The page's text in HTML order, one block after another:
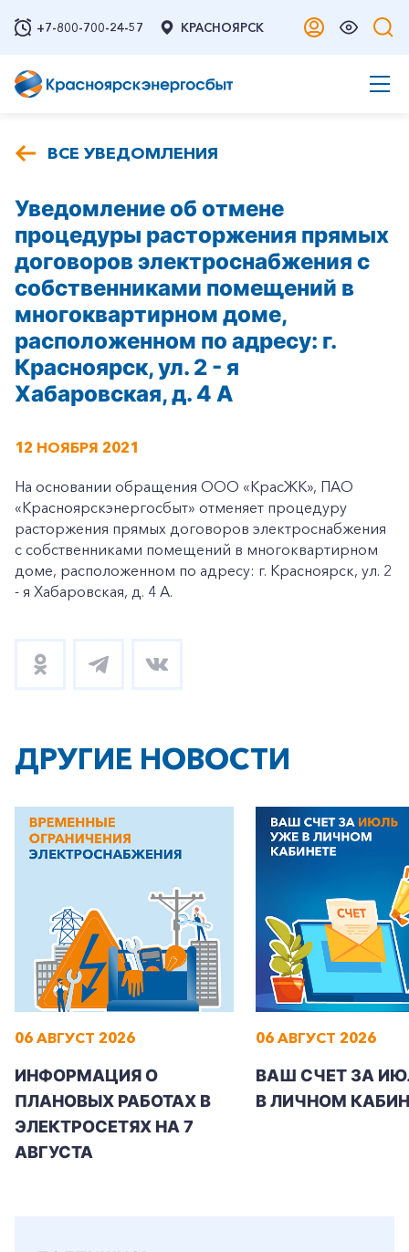
+7-800-700-24-57 КРАСНОЯРСК
ВСЕ УВЕДОМЛЕНИЯ
Уведомление об отмене
процедуры расторжения прямых
договоров электроснабжения с
собственниками помещений в
многоквартирном доме,
расположенном по адресу: г.
Красноярск, ул. 2 - я
Хабаровская, д. 4 А
12 НОЯБРЯ 2021
На основании обращения ООО «КрасЖК», ПАО
«Красноярскэнергосбыт» отменяет процедуру
расторжения прямых договоров электроснабжения
с собственниками помещений в многоквартирном
доме, расположенном по адресу: г. Красноярск, ул. 2
- я Хабаровская, д. 4 А.
ДРУГИЕ НОВОСТИ
06 АВГУСТ 2026
ИНФОРМАЦИЯ О
ПЛАНОВЫХ РАБОТАХ В
ЭЛЕКТРОСЕТЯХ НА 7
АВГУСТА
06 АВГУСТ 2026
ВАШ СЧЕТ ЗА
В ЛИЧНОМ